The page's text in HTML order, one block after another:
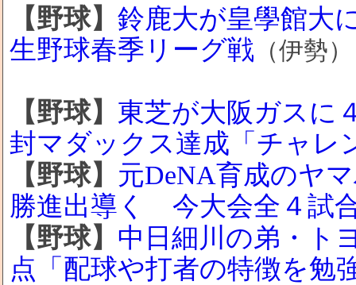
【野球】 鈴鹿大が皇學館
生野球春季リーグ戦 （伊勢）
【野球】 東芝が大阪ガスに
封マダックス達成「チャレ
【野球】 元DeNA育成のヤ
勝進出導く 今大会全４試
【野球】 中日細川の弟・ト
点「配球や打者の特徴を勉